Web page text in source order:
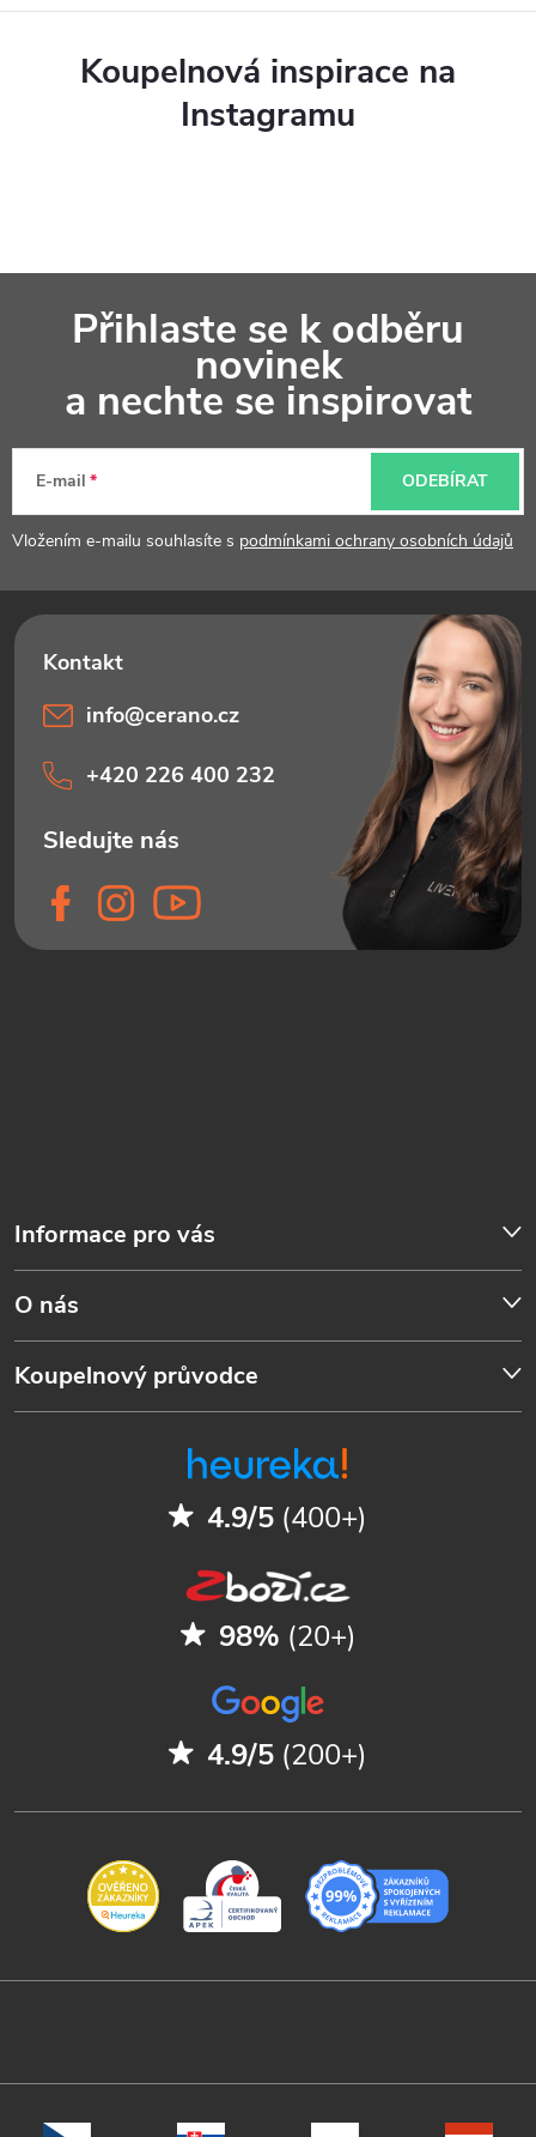
Koupelnová inspirace na
Instagramu
a
Přihlaste se k odběru
novinek
a nechte se inspirovat
E-mail
Vložením e-mailu souhlasíte s podmínkami ochrany osobních údajů
ODEBÍRAT
Informace pro vás
O nás
Koupelnový průvodce
info@cerano.cz
+420 226 400 232
4.9/5 (400+)
98% (20+)
4.9/5 (200+)